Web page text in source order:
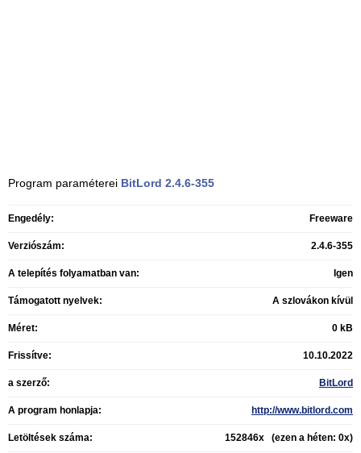
Program paraméterei BitLord 2.4.6-355
Engedély: Freeware
Verziószám: 2.4.6-355
A telepítés folyamatban van: Igen
Támogatott nyelvek: A szlovákon kívül
Méret: 0 kB
Frissítve: 10.10.2022
a szerző: BitLord
A program honlapja: http://www.bitlord.com
Letöltések száma: 152846x (ezen a héten: 0x)